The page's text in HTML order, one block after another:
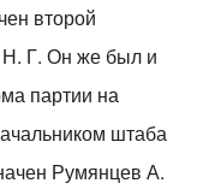
второй
Н. Г. Он же был и
партии на
штаба
Румянцев А.